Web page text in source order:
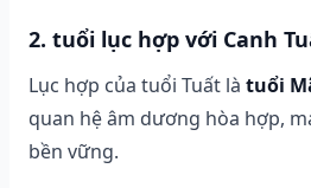
2. tuổi lục hợp với Canh
Lục hợp của tuổi Tuất là tuổi
quan hệ âm dương hòa hợp,
bền vững.